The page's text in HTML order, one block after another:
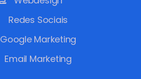
Redes Sociais
Google Marketing
Email Marketing